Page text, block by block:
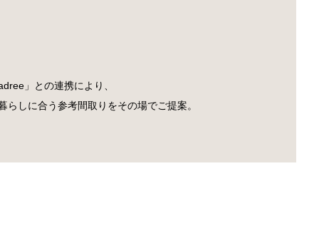
」との連携により、
しに合う参考間取りをその場でご提案。